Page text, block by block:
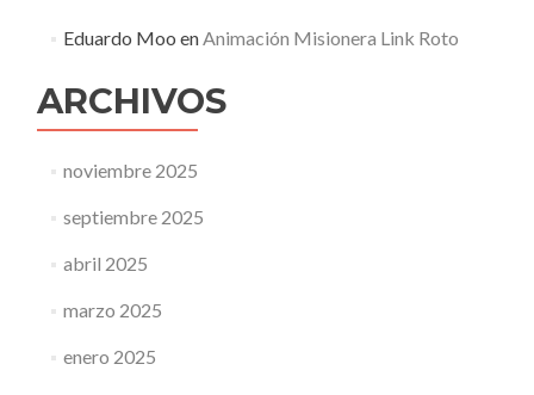
Eduardo Moo enAnimación Misionera Link Roto
ARCHIVOS
noviembre 2025
septiembre 2025
abril 2025
marzo 2025
enero 2025